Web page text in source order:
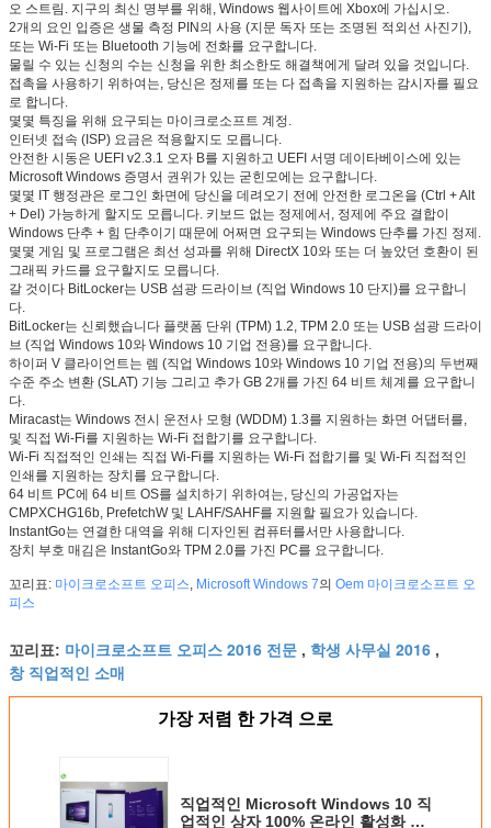
오 스트림. 지구의 최신 명부를 위해, Windows 웹사이트에 Xbox에 가십시오.
2개의 요인 입증은 생물 측정 PIN의 사용 (지문 독자 또는 조명된 적외선 사진기),
또는 Wi-Fi 또는 Bluetooth 기능에 전화를 요구합니다.
물릴 수 있는 신청의 수는 신청을 위한 최소한도 해결책에게 달려 있을 것입니다.
접촉을 사용하기 위하여는, 당신은 정제를 또는 다 접촉을 지원하는 감시자를 필요
로 합니다.
몇몇 특징을 위해 요구되는 마이크로소프트 계정.
인터넷 접속 (ISP) 요금은 적용할지도 모릅니다.
안전한 시동은 UEFI v2.3.1 오자 B를 지원하고 UEFI 서명 데이타베이스에 있는
Microsoft Windows 증명서 권위가 있는 굳힌모에는 요구합니다.
몇몇 IT 행정관은 로그인 화면에 당신을 데려오기 전에 안전한 로그온을 (Ctrl + Alt
+ Del) 가능하게 할지도 모릅니다. 키보드 없는 정제에서, 정제에 주요 결합이
Windows 단추 + 힘 단추이기 때문에 어쩌면 요구되는 Windows 단추를 가진 정제.
몇몇 게임 및 프로그램은 최선 성과를 위해 DirectX 10와 또는 더 높았던 호환이 된
그래픽 카드를 요구할지도 모릅니다.
갈 것이다 BitLocker는 USB 섬광 드라이브 (직업 Windows 10 단지)를 요구합니
다.
BitLocker는 신뢰했습니다 플랫폼 단위 (TPM) 1.2, TPM 2.0 또는 USB 섬광 드라이
브 (직업 Windows 10와 Windows 10 기업 전용)를 요구합니다.
하이퍼 V 클라이언트는 렘 (직업 Windows 10와 Windows 10 기업 전용)의 두번째
수준 주소 변환 (SLAT) 기능 그리고 추가 GB 2개를 가진 64 비트 체계를 요구합니
다.
Miracast는 Windows 전시 운전사 모형 (WDDM) 1.3를 지원하는 화면 어댑터를,
및 직접 Wi-Fi를 지원하는 Wi-Fi 접합기를 요구합니다.
Wi-Fi 직접적인 인쇄는 직접 Wi-Fi를 지원하는 Wi-Fi 접합기를 및 Wi-Fi 직접적인
인쇄를 지원하는 장치를 요구합니다.
64 비트 PC에 64 비트 OS를 설치하기 위하여는, 당신의 가공업자는
CMPXCHG16b, PrefetchW 및 LAHF/SAHF를 지원할 필요가 있습니다.
InstantGo는 연결한 대역을 위해 디자인된 컴퓨터를서만 사용합니다.
장치 부호 매김은 InstantGo와 TPM 2.0를 가진 PC를 요구합니다.
꼬리표: 마이크로소프트 오피스, Microsoft Windows 7의 Oem 마이크로소프트 오
피스
꼬리표: 마이크로소프트 오피스 2016 전문 , 학생 사무실 2016 ,
창 직업적인 소매
가장 저렴 한 가격 으로
직업적인 Microsoft Windows 10 직
업적인 상자 100% 온라인 활성화 안